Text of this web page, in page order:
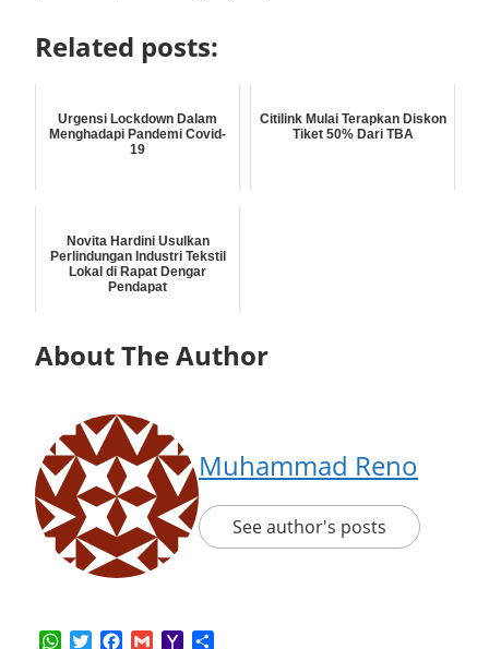
Related posts:
Urgensi Lockdown Dalam
Menghadapi Pandemi Covid-
19
Citilink Mulai Terapkan Diskon
Tiket 50% Dari TBA
Novita Hardini Usulkan
Perlindungan Industri Tekstil
Lokal di Rapat Dengar
Pendapat
About The Author
Muhammad Reno
See author's posts
WhatsApp
TwitterFacebook
GmailYahoo